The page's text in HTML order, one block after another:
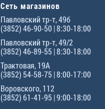
Сеть магазинов
Павловский тр-т, 49б
(3852) 46-90-50 | 8:30-18:00
Павловский тр-т, 49/2
(3852) 46-89-55 | 8:30-18:00
Трактовая, 19А
(3852) 54-58-75 | 8:00-17:00
Воровского, 112
(3852) 61-41-95 | 9:00-18:00